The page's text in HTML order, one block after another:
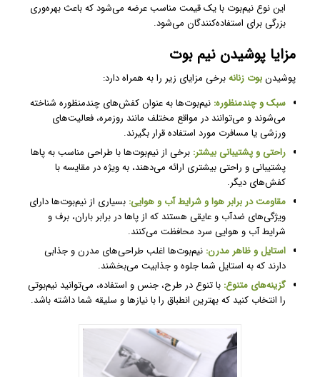
این نوع نیم‌بوت با یک قیمت مناسب عرضه می‌شود که باعث بهره‌وری
بزرگی برای استفاده‌کنندگان می‌شود.
مزایا پوشیدن نیم بوت
پوشیدنبوت زنانهبرخی مزایای زیر را به همراه دارد:
سبک و چندمنظوره: نیم‌بوت‌ها به عنوان کفش‌های چندمنظوره شناخته
می‌شوند و می‌توانند در مواقع مختلف مانند روزمره، فعالیت‌های
ورزشی یا مسافرت مورد استفاده قرار بگیرند.
راحتی و پشتیبانی بیشتر: برخی از نیم‌بوت‌ها با طراحی مناسب به پاها
پشتیبانی و راحتی بیشتری ارائه می‌دهند، به ویژه در مقایسه با
کفش‌های دیگر.
مقاومت در برابر هوا و شرایط آب و هوایی: بسیاری از نیم‌بوت‌ها دارای
ویژگی‌های ضدآب و عایقی هستند که از پاها در برابر باران، برف و
شرایط آب و هوایی سرد محافظت می‌کنند.
استایل و ظاهر مدرن: نیم‌بوت‌ها اغلب طراحی‌های مدرن و جذابی
دارند که به استایل شما جلوه و جذابیت می‌بخشند.
گزینه‌های متنوع: با تنوع در طرح، جنس و استفاده، می‌توانید نیم‌بوتی
را انتخاب کنید که بهترین انطباق را با نیازها و سلیقه شما داشته باشد.